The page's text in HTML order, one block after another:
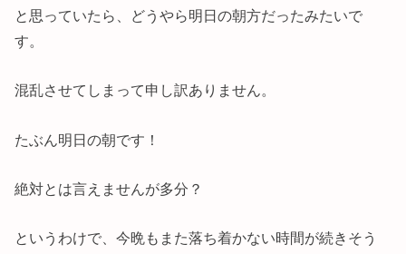
と思っていたら、どうやら明日の朝方だったみたいで
す。
混乱させてしまって申し訳ありません。
たぶん明日の朝です！
絶対とは言えませんが多分？
というわけで、今晩もまた落ち着かない時間が続きそう